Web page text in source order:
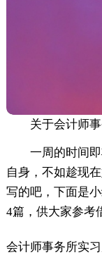
关于会计师
一周的时间
自身，不如趁现
写的吧，下面是
4篇，供大家参考
会计师事务所实